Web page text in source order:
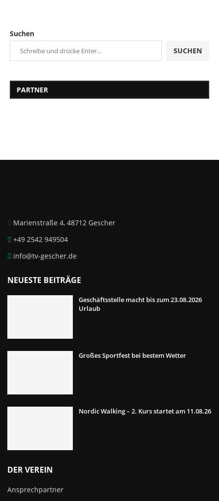
Suchen
SUCHEN
PARTNER
Marienstraße 4, 48712 Gescher
+49 2542 949504
info@tv-gescher.de
NEUESTE BEITRÄGE
Geschäftsstelle macht bis zum 23.08.2026
Urlaub
Großes Sportfest bei bestem Wetter
Nordic Walking – 2. Kurs startet am 11.08.26
DER VEREIN
Ansprechpartner